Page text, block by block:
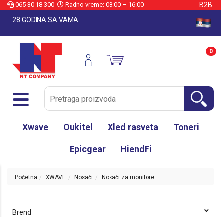
065 30 18 300 Radno vreme: 08:00 – 16:00
B2B
28 GODINA SA VAMA
Xwave Oukitel Xled rasveta Toneri
Epicgear HiendFi
0
Početna XWAVE Nosači Nosači za monitore
Brend